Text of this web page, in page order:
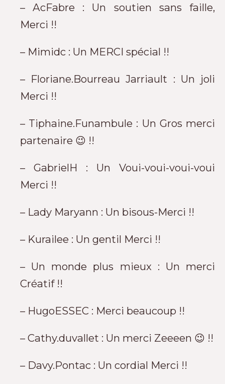
– AcFabre : Un soutien sans faille,
Merci !!
– Mimidc : Un MERCI spécial !!
– Floriane.Bourreau Jarriault : Un joli
Merci !!
– Tiphaine.Funambule : Un Gros merci
partenaire 😉 !!
– GabrielH : Un Voui-voui-voui-voui
Merci !!
– Lady Maryann : Un bisous-Merci !!
– Kurailee : Un gentil Merci !!
– Un monde plus mieux : Un merci
Créatif !!
– HugoESSEC : Merci beaucoup !!
– Cathy.duvallet : Un merci Zeeeen 😉 !!
– Davy.Pontac : Un cordial Merci !!